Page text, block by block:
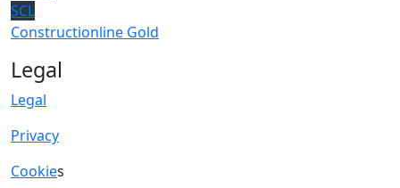
SCL
Constructionline Gold
Legal
Legal
Privacy
Cookies